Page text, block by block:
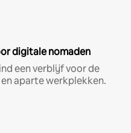
digitale nomaden
een verblijf voor de
aparte werkplekken.